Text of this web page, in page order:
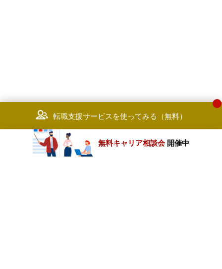
転職支援サービスを使ってみる（無料）
無料キャリア相談会 開催中